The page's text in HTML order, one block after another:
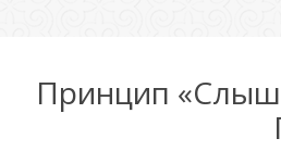
Принцип